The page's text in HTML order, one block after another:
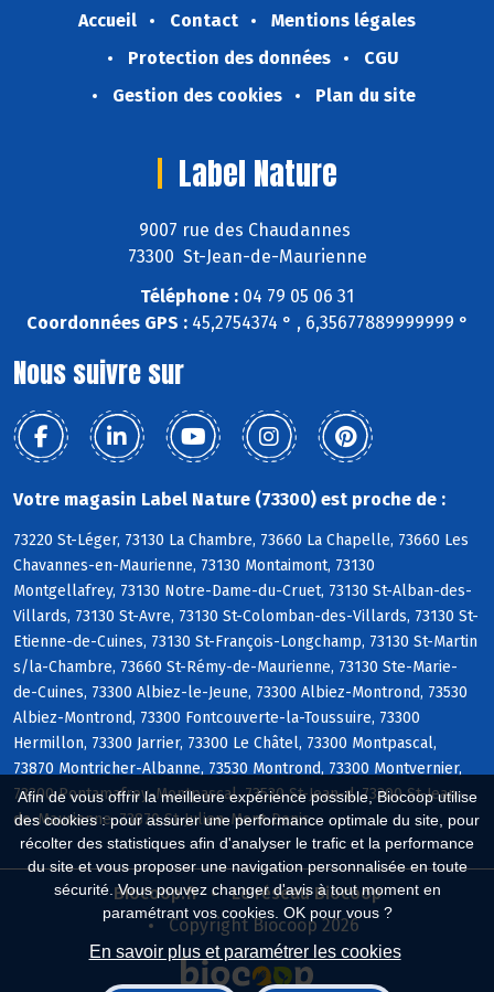
Afin de vous offrir la meilleure expérience possible, Biocoop utilise
des cookies : pour assurer une performance optimale du site, pour
récolter des statistiques afin d'analyser le trafic et la performance
du site et vous proposer une navigation personnalisée en toute
sécurité. Vous pouvez changer d'avis à tout moment en
paramétrant vos cookies. OK pour vous ?
En savoir plus et paramétrer les cookies
Accueil Contact
Mentions légales
Protection des données
CGU
Gestion des cookies
Plan du site
Label Nature
9007 rue des Chaudannes
73300 St-Jean-de-Maurienne
Téléphone : 04 79 05 06 31
Coordonnées GPS :45,2754374 ° , 6,35677889999999 °
Nous suivre sur
Votre magasin Label Nature (73300) est proche de :
73220 St-Léger, 73130 La Chambre, 73660 La Chapelle, 73660 Les
Chavannes-en-Maurienne, 73130 Montaimont, 73130
Montgellafrey, 73130 Notre-Dame-du-Cruet, 73130 St-Alban-des-
Villards, 73130 St-Avre, 73130 St-Colomban-des-Villards, 73130 St-
Etienne-de-Cuines, 73130 St-François-Longchamp, 73130 St-Martin
s/la-Chambre, 73660 St-Rémy-de-Maurienne, 73130 Ste-Marie-
de-Cuines, 73300 Albiez-le-Jeune, 73300 Albiez-Montrond, 73530
Albiez-Montrond, 73300 Fontcouverte-la-Toussuire, 73300
Hermillon, 73300 Jarrier, 73300 Le Châtel, 73300 Montpascal,
73870 Montricher-Albanne, 73530 Montrond, 73300 Montvernier,
73300 Pontamafrey-Montpascal, 73530 St-Jean-d, 73300 St-Jean-
de-Maurienne, 73870 St-Julien-Mont-Denis
Biocoop.fr
Le réseau Biocoop
Copyright Biocoop 2026